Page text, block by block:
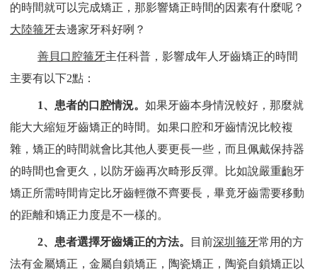
的時間就可以完成矯正，那影響矯正時間的因素有什麼呢？
大陸箍牙去邊家牙科好咧？
善貝口腔箍牙主任科普，影響成年人牙齒矯正的時間
主要有以下2點：
1、患者的口腔情況。如果牙齒本身情況較好，那麼就
能大大縮短牙齒矯正的時間。如果口腔和牙齒情況比較複
雜，矯正的時間就會比其他人要更長一些，而且佩戴保持器
的時間也會更久，以防牙齒再次畸形反彈。比如說嚴重齙牙
矯正所需時間肯定比牙齒輕微不齊要長，畢竟牙齒需要移動
的距離和矯正力度是不一樣的。
2、患者選擇牙齒矯正的方法。 目前深圳箍牙常用的方
法有金屬矯正，金屬自鎖矯正，陶瓷矯正，陶瓷自鎖矯正以